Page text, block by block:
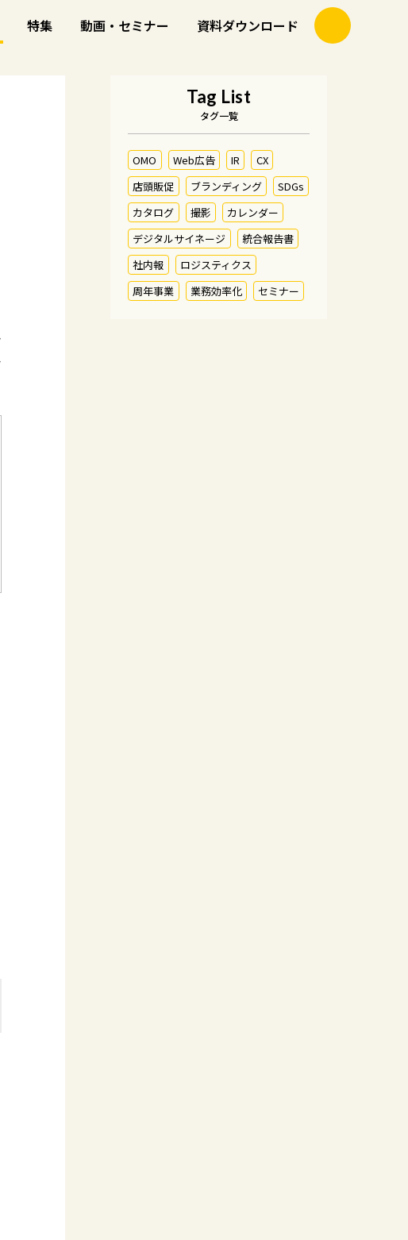
特集 動画・セミナー 資料ダウンロード
Tag List
タグ一覧
OMO Web広告 IR
CX
店頭販促
ブランディング
SDGs
カタログ
撮影
カレンダー
デジタルサイネージ
統合報告書
社内報
ロジスティクス
周年事業
業務効率化 セミナー